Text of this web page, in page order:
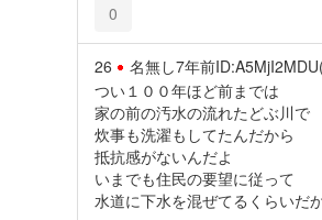
0
26 名無し7年前
つい１００年ほど前までは
家の前の汚水の流れたどぶ川で
炊事も洗濯もしてたんだから
抵抗感がないんだよ
いまでも住民の要望に従って
水道に下水を混ぜてるくらいだ